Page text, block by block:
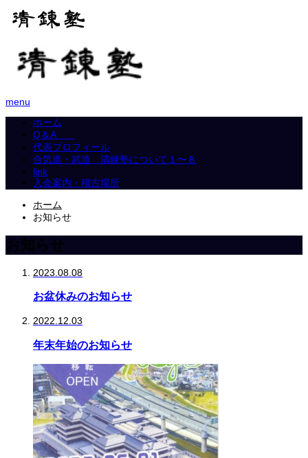
menu
ホーム
Q＆A
代表プロフィール
合気道・武道 清錬塾について１〜８
link
入会案内・稽古場所
ホーム
お知らせ
お知らせ
2023.08.08
お盆休みのお知らせ
2022.12.03
年末年始のお知らせ